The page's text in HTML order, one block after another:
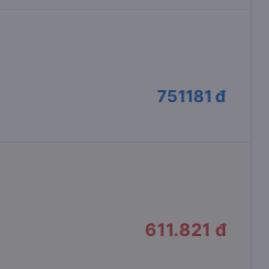
751181 đ
611.821 đ